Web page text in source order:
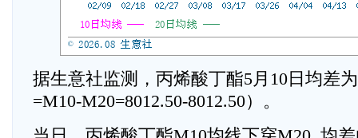
据生意社监测，丙烯酸丁酯5月10日均差
=M10-M20=8012.50-8012.50）。